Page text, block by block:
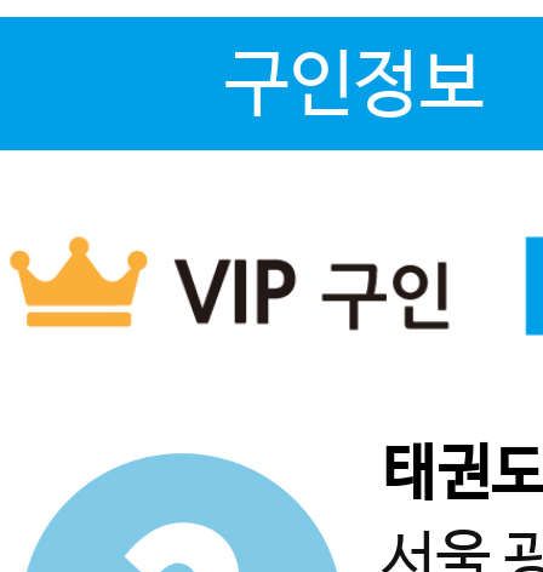
구인정보
태권